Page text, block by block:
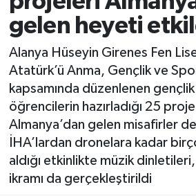
gelen heyeti
Alanya Hüseyin Girenes Fen
Atatürk’ü Anma, Gençlik ve
kapsamında düzenlenen
öğrencilerin hazırladığı 25
Almanya’dan gelen misafirler
İHA’lardan dronelara kadar
aldığı etkinlikte müzik
ikramı da gerçekleştirildi
Alanyaspor
E-Gazete
Tüm Manşetler
Son Dakika Haberleri
Haber Arşivi